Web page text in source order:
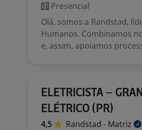
Presencial
Olá, somos a Randstad,
Humanos. Combinamos
e, assim, apoiamos
ELETRICISTA –
ELÉTRICO (PR)
4,5 Randstad - Matriz